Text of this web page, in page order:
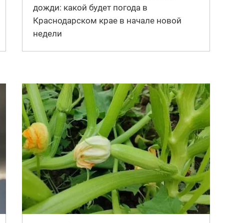
дожди: какой будет погода в
Краснодарском крае в начале новой
недели